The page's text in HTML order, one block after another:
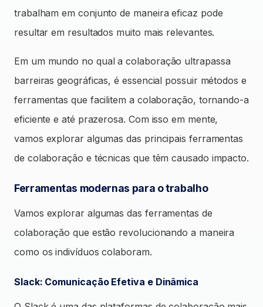
trabalham em conjunto de maneira eficaz pode
resultar em resultados muito mais relevantes.
Em um mundo no qual a colaboração ultrapassa
barreiras geográficas, é essencial possuir métodos e
ferramentas que facilitem a colaboração, tornando-a
eficiente e até prazerosa. Com isso em mente,
vamos explorar algumas das principais ferramentas
de colaboração e técnicas que têm causado impacto.
Ferramentas modernas para o trabalho
Vamos explorar algumas das ferramentas de
colaboração que estão revolucionando a maneira
como os indivíduos colaboram.
Slack: Comunicação Efetiva e Dinâmica